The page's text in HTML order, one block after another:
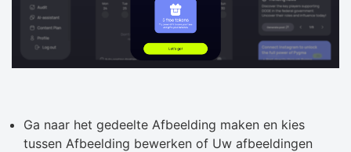
Ga naar het gedeelte Afbeelding maken en kies
tussen Afbeelding bewerken of Uw afbeeldingen